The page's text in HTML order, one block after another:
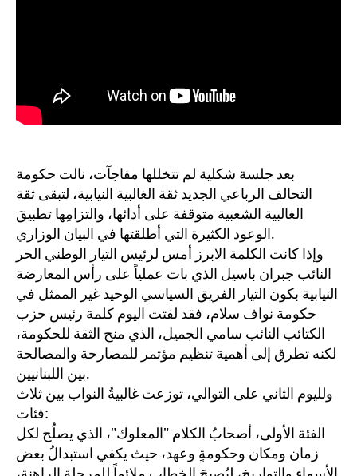
بعد جلسة شكلية لم تتخللها مفاجآت، نالت حكومة
التحالف الرباعي الجديد ثقة الغالبية النيابية، لتبقى ثقة
الغالبية الشعبية متوقفة على أدائها، والتزامِها تطبيقَ
الوعود الكثيرة التي أطلقتها في البيان الوزاري.
وإذا كانت الكلمة الابرز أمس لرئيس التيار الوطني الحر
النائب جبران باسيل الذي بات عملياً على رأس المعارضة
النيابية بكون التيار الفريق السياسي الوحيد غير الممثل في
حكومة نواف سلام، فقد لفتت اليوم كلمة رئيس حزب
الكتائب النائب سامي الجميل، الذي منح الثقة للحكومة،
لكنه تطرق إلى أهمية تنظيم مؤتمر للمصارحة والمصالحة
بين اللبنانيين.
ولليوم الثاني على التوالي، توزعت غالبيةُ النواب بين ثلاث
فئات:
الفئة الأولى، أصحابُ الكلام "المعلوك"، الذي يصلُح لكل
زمان ومكان وحكومةٍ وعهد، حيث يكفي استبدالُ بعض